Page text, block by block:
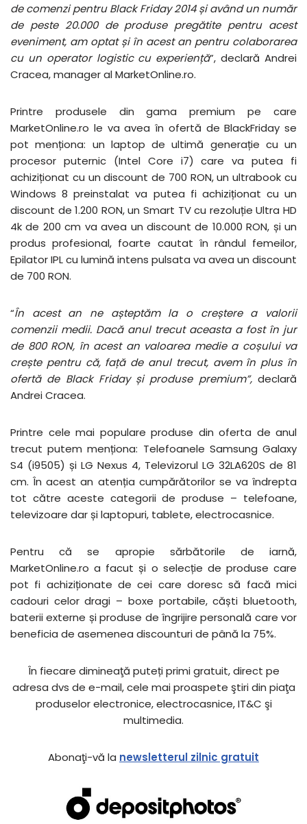
de comenzi pentru Black Friday 2014 și având un număr
de peste 20.000 de produse pregătite pentru acest
eveniment, am optat și în acest an pentru colaborarea
cu un operator logistic cu experiență”, declară Andrei
Cracea, manager al MarketOnline.ro.
Printre produsele din gama premium pe care
MarketOnline.ro le va avea în ofertă de BlackFriday se
pot menționa: un laptop de ultimă generație cu un
procesor puternic (Intel Core i7) care va putea fi
achiziționat cu un discount de 700 RON, un ultrabook cu
Windows 8 preinstalat va putea fi achiziționat cu un
discount de 1.200 RON, un Smart TV cu rezoluție Ultra HD
4k de 200 cm va avea un discount de 10.000 RON, și un
produs profesional, foarte cautat în rândul femeilor,
Epilator IPL cu lumină intens pulsata va avea un discount
de 700 RON.
“În acest an ne așteptăm la o creștere a valorii
comenzii medii. Dacă anul trecut aceasta a fost în jur
de 800 RON, în acest an valoarea medie a coșului va
crește pentru că, față de anul trecut, avem în plus în
ofertă de Black Friday și produse premium”,declară
Andrei Cracea.
Printre cele mai populare produse din oferta de anul
trecut putem menționa: Telefoanele Samsung Galaxy
S4 (i9505) și LG Nexus 4, Televizorul LG 32LA620S de 81
cm. În acest an atenția cumpărătorilor se va îndrepta
tot către aceste categorii de produse – telefoane,
televizoare dar și laptopuri, tablete, electrocasnice.
Pentru că se apropie sărbătorile de iarnă,
MarketOnline.ro a facut și o selecție de produse care
pot fi achiziționate de cei care doresc să facă mici
cadouri celor dragi – boxe portabile, căști bluetooth,
baterii externe și produse de îngrijire personală care vor
beneficia de asemenea discounturi de până la 75%.
În fiecare dimineaţă puteți primi gratuit, direct pe
adresa dvs de e-mail, cele mai proaspete ştiri din piaţa
produselor electronice, electrocasnice, IT&C şi
multimedia.
Abonaţi-vă la newsletterul zilnic gratuit